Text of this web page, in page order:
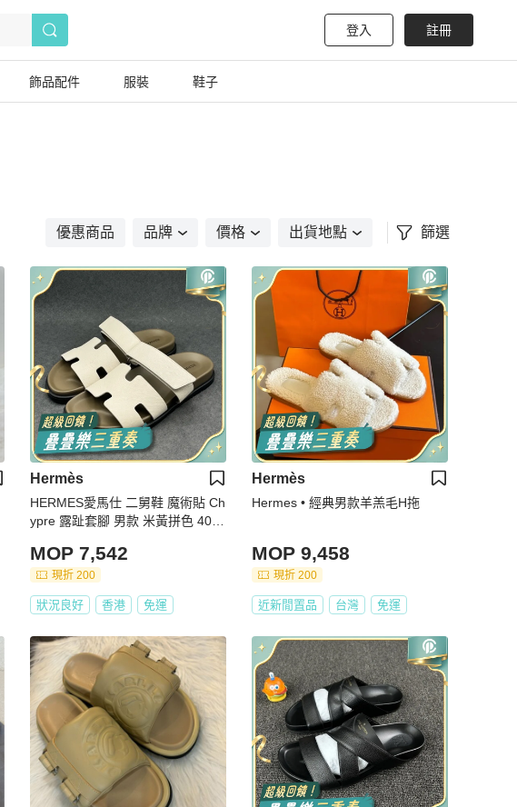
登入 註冊
飾品配件 服裝 鞋子
優惠商品 品牌 價格 出貨地點 篩選
Hermès
HERMES愛馬仕 二舅鞋 魔術貼 Ch
ypre 露趾套腳 男款 米黃拼色 40.5
MOP 7,542
現折 200
狀況良好 香港 免運
Hermès
Hermes • 經典男款羊羔毛H拖
MOP 9,458
現折 200
近新閒置品 台灣 免運